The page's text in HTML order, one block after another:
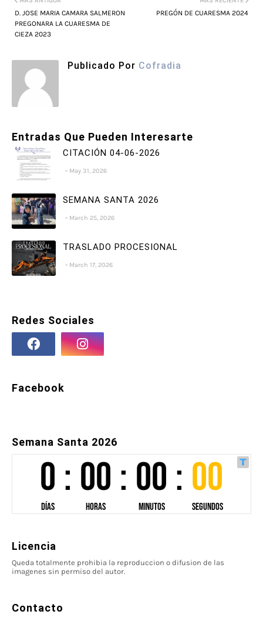
PREGÓN DE CUARESMA 2024
D. JOSE MARIA CAMARA SALMERON
PREGONARA LA CUARESMA DE
CIEZA 2023
Publicado Por Cofradia
Entradas Que Pueden Interesarte
CITACIÓN 04-06-2026
May 31, 2026
SEMANA SANTA 2026
March 25, 2026
TRASLADO PROCESIONAL
March 17, 2026
Redes Sociales
Facebook
Semana Santa 2026
Licencia
Queda totalmente prohibia la reproduccion o difusion de las
imagenes sin permiso del autor.
Contacto